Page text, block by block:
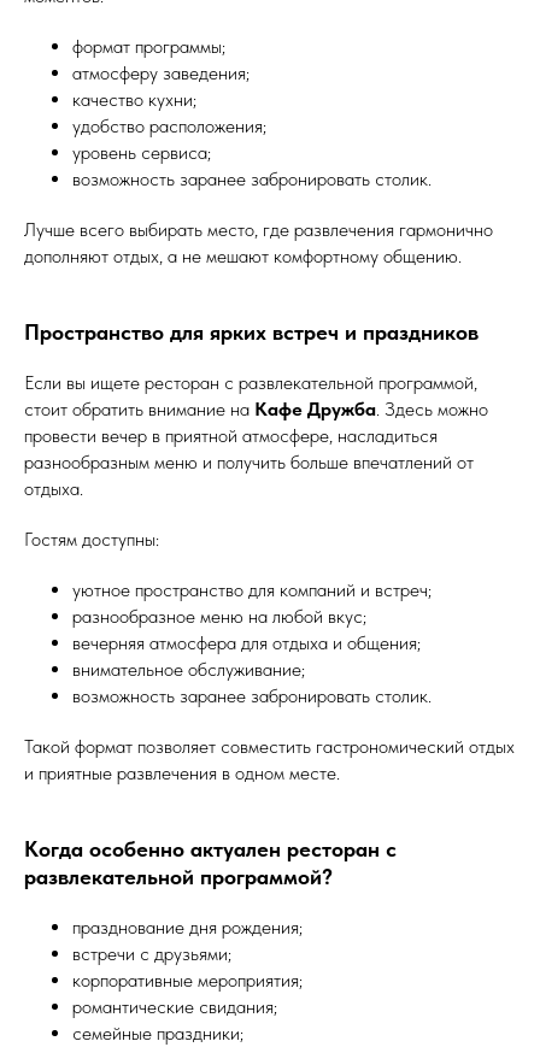
формат программы;
атмосферу заведения;
качество кухни;
удобство расположения;
уровень сервиса;
возможность заранее забронировать столик.
Лучше всего выбирать место, где развлечения гармонично
дополняют отдых, а не мешают комфортному общению.
Пространство для ярких встреч и праздников
Если вы ищете ресторан с развлекательной программой,
стоит обратить внимание на Кафе Дружба. Здесь можно
провести вечер в приятной атмосфере, насладиться
разнообразным меню и получить больше впечатлений от
отдыха.
Гостям доступны:
уютное пространство для компаний и встреч;
разнообразное меню на любой вкус;
вечерняя атмосфера для отдыха и общения;
внимательное обслуживание;
возможность заранее забронировать столик.
Такой формат позволяет совместить гастрономический отдых
и приятные развлечения в одном месте.
Когда особенно актуален ресторан с
развлекательной программой?
празднование дня рождения;
встречи с друзьями;
корпоративные мероприятия;
романтические свидания;
семейные праздники;
Бронь стола